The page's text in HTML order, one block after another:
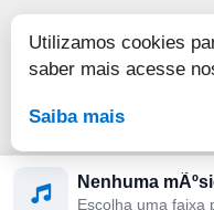
Nenhuma
Escolha uma faixa
Utilizamos cookies
saber mais acesse
Saiba mais